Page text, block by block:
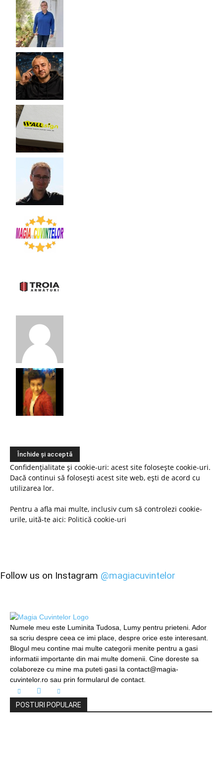
Confidențialitate și cookie-uri: acest site folosește cookie-uri.
Dacă continui să folosești acest site web, ești de acord cu
utilizarea lor.
Pentru a afla mai multe, inclusiv cum să controlezi cookie-
urile, uită-te aici: Politică cookie-uri
Follow us on Instagram @magiacuvintelor
Numele meu este Luminita Tudosa, Lumy pentru prieteni. Ador
sa scriu despre ceea ce imi place, despre orice este interesant.
Blogul meu contine mai multe categorii menite pentru a gasi
informatii importante din mai multe domenii. Cine doreste sa
colaboreze cu mine ma puteti gasi la contact@magia-
cuvintelor.ro sau prin formularul de contact.
POSTURI POPULARE